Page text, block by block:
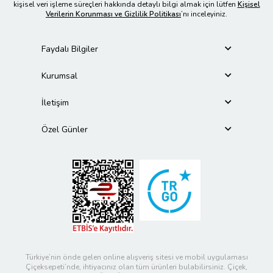
kişisel veri işleme süreçleri hakkında detaylı bilgi almak için lütfen Kişisel
Verilerin Korunması ve Gizlilik Politikası’nı inceleyiniz.
Faydalı Bilgiler
Kurumsal
İletişim
Özel Günler
Türkiye’nin önde gelen online alışveriş sitesi ve mobil uygulaması
Çiçeksepeti’nde, ihtiyacınız olan tüm ürünleri bulabilirsiniz. Çiçek,